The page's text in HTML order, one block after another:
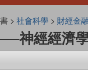
> 社會科學 > 財經金融
神經經濟